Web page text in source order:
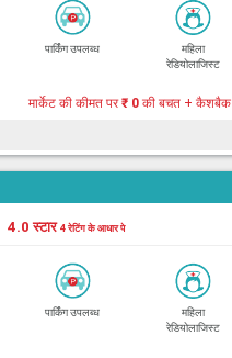
पार्किंग उपलब्ध
महिला
रेडियोलाजिस्ट
मार्केट की कीमत पर₹ 0 की बचत + कैशबैक
4.0 स्टार4 रेटिंग के आधार पे
पार्किंग उपलब्ध
महिला
रेडियोलाजिस्ट